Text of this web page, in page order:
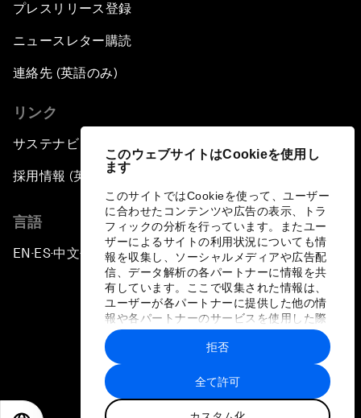
このウェブサイトはCookieを使用し
ます
このサイトではCookieを使って、ユーザー
に合わせたコンテンツや広告の表示、トラ
フィックの分析を行っています。またユー
ザーによるサイトの利用状況についても情
報を収集し、ソーシャルメディアや広告配
信、データ解析の各パートナーに情報を共
有しています。ここで収集された情報は、
ユーザーが各パートナーに提供した他の情
報や各パートナーのサービスを使用した際
に収集された情報と組み合わされ、各パー
トナーによって使用されることがありま
す。
全て許可
拒否
プレスリリース登録
ニュースレター購読
連絡先 (英語のみ)
リンク
サステナビリティへの取り組み
採用情報 (英語のみ)
言語
EN ▪ES▪中文▪ 日本語
プライバシーポリシーと利用規約
サイトマップ